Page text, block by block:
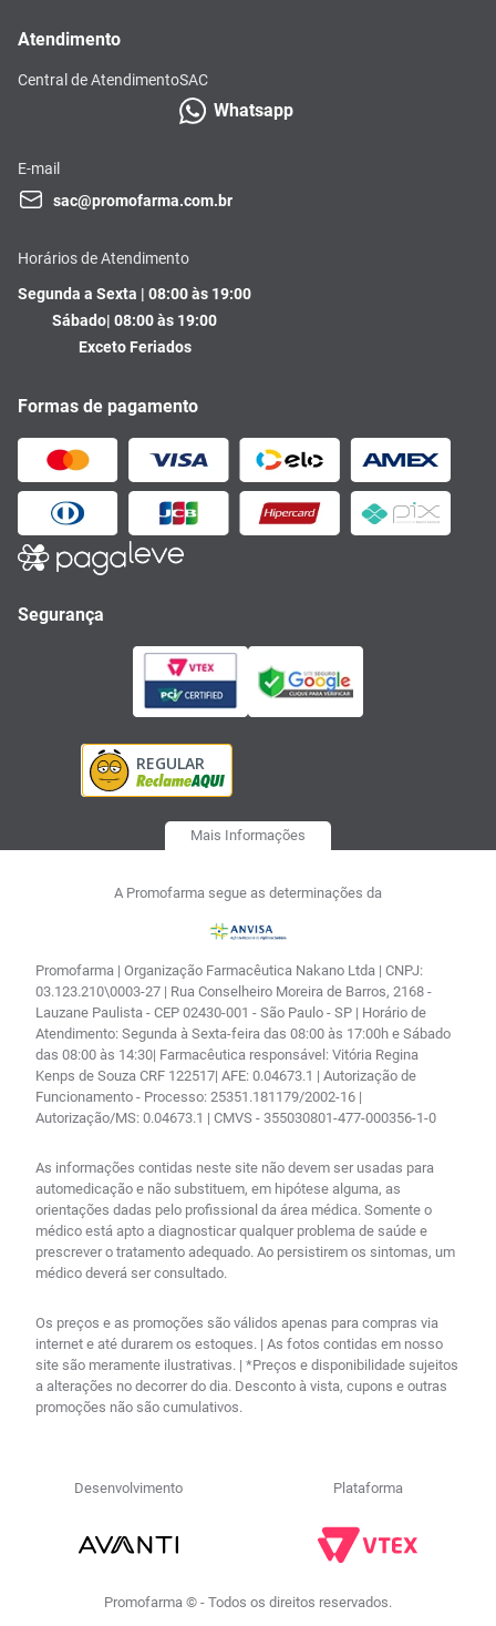
Atendimento
Central de AtendimentoSAC
Whatsapp
E-mail
sac@promofarma.com.br
Horários de Atendimento
Segunda a Sexta | 08:00 às 19:00
Sábado| 08:00 às 19:00
Exceto Feriados
Formas de pagamento
Segurança
Mais Informações
A Promofarma segue as determinações da
Promofarma | Organização Farmacêutica Nakano Ltda | CNPJ:
03.123.210\0003-27 | Rua Conselheiro Moreira de Barros, 2168 -
Lauzane Paulista - CEP 02430-001 - São Paulo - SP | Horário de
Atendimento: Segunda à Sexta-feira das 08:00 às 17:00h e Sábado
das 08:00 às 14:30| Farmacêutica responsável: Vitória Regina
Kenps de Souza CRF 122517| AFE: 0.04673.1 | Autorização de
Funcionamento - Processo: 25351.181179/2002-16 |
Autorização/MS: 0.04673.1 | CMVS - 355030801-477-000356-1-0
As informações contidas neste site não devem ser usadas para
automedicação e não substituem, em hipótese alguma, as
orientações dadas pelo profissional da área médica. Somente o
médico está apto a diagnosticar qualquer problema de saúde e
prescrever o tratamento adequado. Ao persistirem os sintomas, um
médico deverá ser consultado.
Os preços e as promoções são válidos apenas para compras via
internet e até durarem os estoques. | As fotos contidas em nosso
site são meramente ilustrativas. | *Preços e disponibilidade sujeitos
a alterações no decorrer do dia. Desconto à vista, cupons e outras
promoções não são cumulativos.
Desenvolvimento Plataforma
Promofarma © - Todos os direitos reservados.